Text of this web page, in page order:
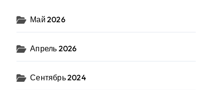
Май 2026
Апрель 2026
Сентябрь 2024